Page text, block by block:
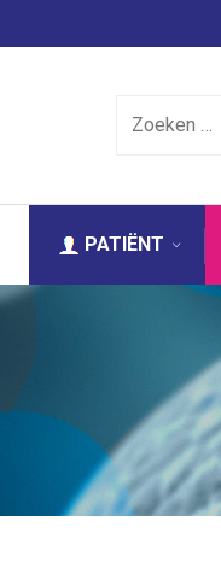
Search for:
PATIËNT